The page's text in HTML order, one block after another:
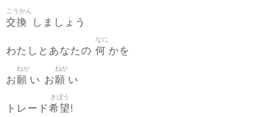
交換
こうかん
しましょう
わたしとあなたの 何
なに
かを
お願
ねが
い お願
ねが
い
トレード希望
きぼう
!